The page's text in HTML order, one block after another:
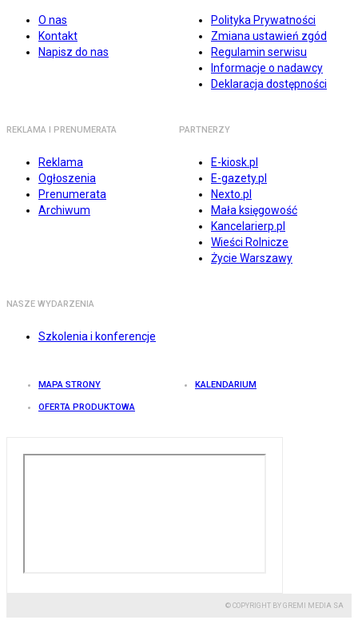
O nas
Kontakt
Napisz do nas
Polityka Prywatności
Zmiana ustawień zgód
Regulamin serwisu
Informacje o nadawcy
Deklaracja dostępności
REKLAMA I PRENUMERATA
Reklama
Ogłoszenia
Prenumerata
Archiwum
PARTNERZY
E-kiosk.pl
E-gazety.pl
Nexto.pl
Mała księgowość
Kancelarierp.pl
Wieści Rolnicze
Życie Warszawy
NASZE WYDARZENIA
Szkolenia i konferencje
MAPA STRONY KALENDARIUM
OFERTA PRODUKTOWA
© COPYRIGHT BY GREMI MEDIA SA